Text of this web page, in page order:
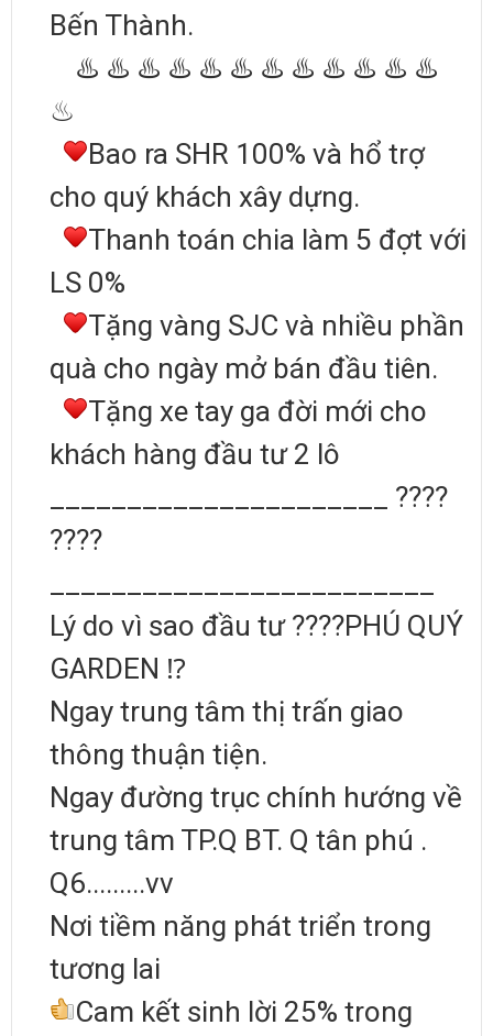
Bến Thành.
♨️ ♨️ ♨️ ♨️ ♨️ ♨️ ♨️ ♨️ ♨️ ♨️ ♨️ ♨️
♨
Bao ra SHR 100% và hổ trợ
cho quý khách xây dựng.
Thanh toán chia làm 5 đợt với
LS 0%
Tặng vàng SJC và nhiều phần
quà cho ngày mở bán đầu tiên.
Tặng xe tay ga đời mới cho
khách hàng đầu tư 2 lô
______________________ ????
????
Lý do vì sao đầu tư ????PHÚ QUÝ
GARDEN ⁉️
Ngay trung tâm thị trấn giao
thông thuận tiện.
Ngay đường trục chính hướng về
trung tâm TP.Q BT. Q tân phú .
Q6.........vv
Nơi tiềm năng phát triển trong
tương lai
Cam kết sinh lời 25% trong